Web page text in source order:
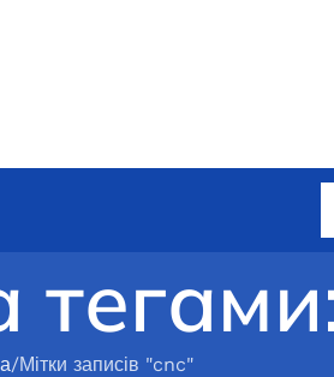
Мітки записів "cnc"